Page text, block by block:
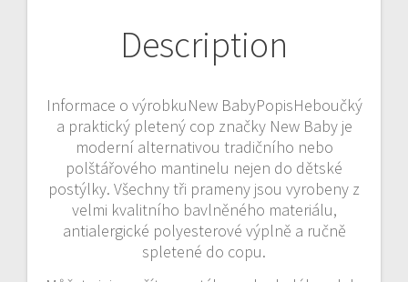
Description
Informace o výrobkuNew BabyPopisHeboučký
a praktický pletený cop značky New Baby je
moderní alternativou tradičního nebo
polštářového mantinelu nejen do dětské
postýlky. Všechny tři prameny jsou vyrobeny z
velmi kvalitního bavlněného materiálu,
antialergické polyesterové výplně a ručně
spletené do copu.